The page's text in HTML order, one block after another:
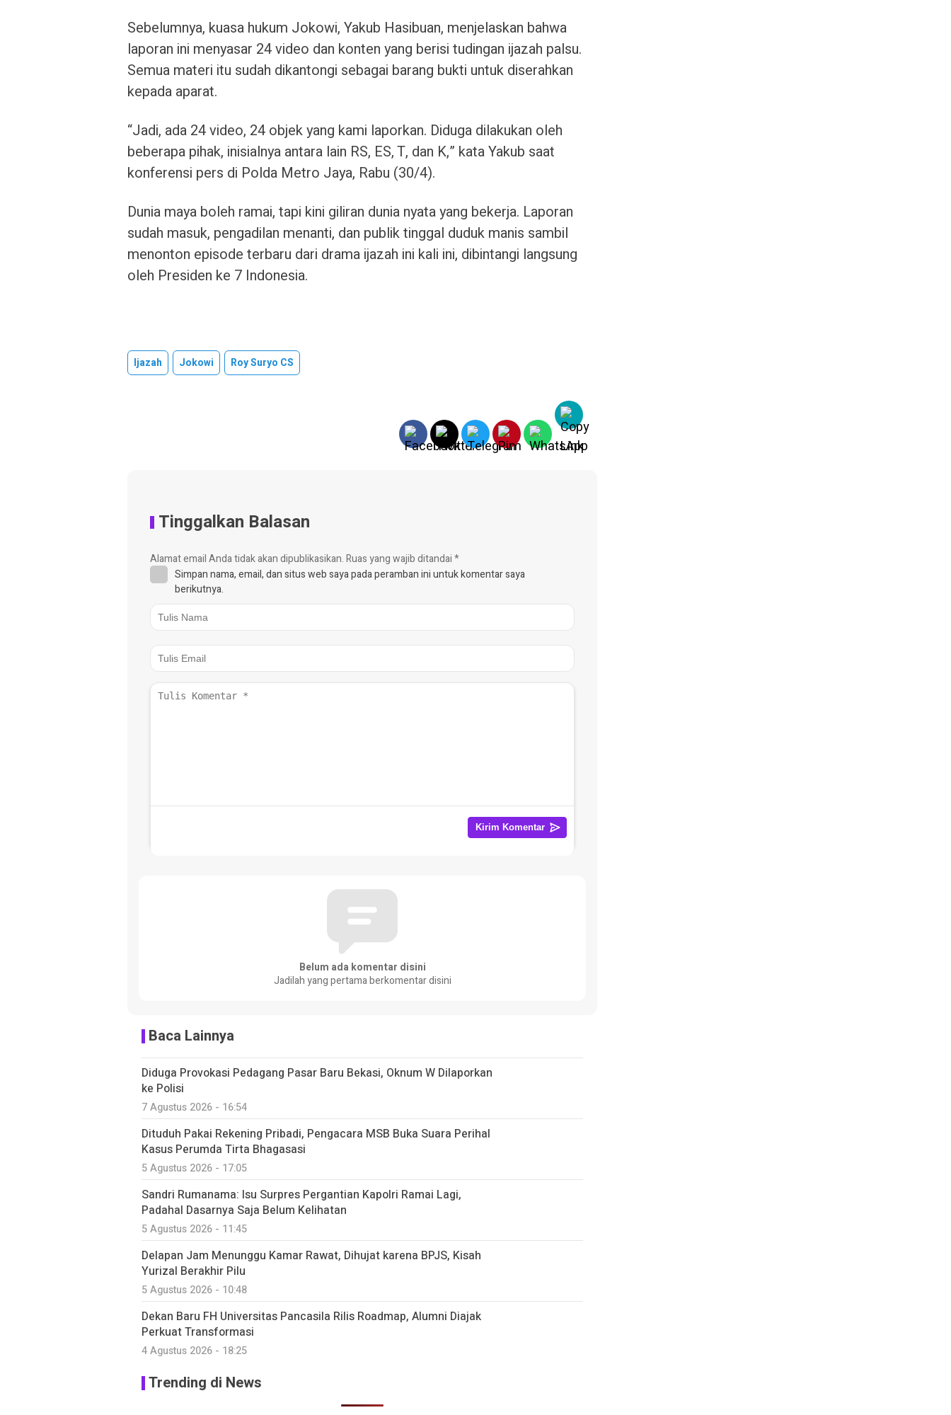
Sebelumnya, kuasa hukum Jokowi, Yakub Hasibuan, menjelaskan bahwa
laporan ini menyasar 24 video dan konten yang berisi tudingan ijazah palsu.
Semua materi itu sudah dikantongi sebagai barang bukti untuk diserahkan
kepada aparat.
“Jadi, ada 24 video, 24 objek yang kami laporkan. Diduga dilakukan oleh
beberapa pihak, inisialnya antara lain RS, ES, T, dan K,” kata Yakub saat
konferensi pers di Polda Metro Jaya, Rabu (30/4).
Dunia maya boleh ramai, tapi kini giliran dunia nyata yang bekerja. Laporan
sudah masuk, pengadilan menanti, dan publik tinggal duduk manis sambil
menonton episode terbaru dari drama ijazah ini kali ini, dibintangi langsung
oleh Presiden ke 7 Indonesia.
Ijazah Jokowi Roy Suryo CS
Tinggalkan Balasan
Alamat email Anda tidak akan dipublikasikan.Ruas yang wajib ditandai*
Simpan nama, email, dan situs web saya pada peramban ini untuk komentar saya
berikutnya.
Belum ada komentar disini
Jadilah yang pertama berkomentar disini
Baca Lainnya
Diduga Provokasi Pedagang Pasar Baru Bekasi, Oknum W Dilaporkan
ke Polisi
7 Agustus 2026 - 16:54
Dituduh Pakai Rekening Pribadi, Pengacara MSB Buka Suara Perihal
Kasus Perumda Tirta Bhagasasi
5 Agustus 2026 - 17:05
Sandri Rumanama: Isu Surpres Pergantian Kapolri Ramai Lagi,
Padahal Dasarnya Saja Belum Kelihatan
5 Agustus 2026 - 11:45
Delapan Jam Menunggu Kamar Rawat, Dihujat karena BPJS, Kisah
Yurizal Berakhir Pilu
5 Agustus 2026 - 10:48
Dekan Baru FH Universitas Pancasila Rilis Roadmap, Alumni Diajak
Perkuat Transformasi
4 Agustus 2026 - 18:25
Trending di News